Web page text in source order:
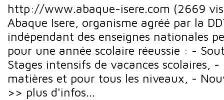
http://www.abaque-isere.com (2669
Abaque Isere, organisme agréé par la
indépendant des enseignes nationales
pour une année scolaire réeussie : -
Stages intensifs de vacances scolaires, -
matières et pour tous les niveaux, -
>> plus d'infos...